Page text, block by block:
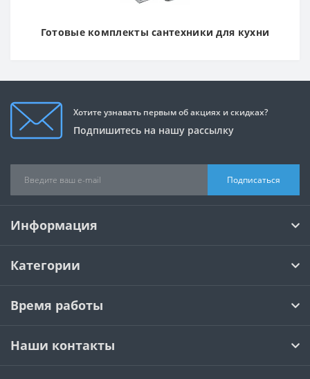
Готовые комплекты сантехники для кухни
Хотите узнавать первым об акциях и скидках?
Подпишитесь на нашу рассылку
Подписаться
Информация
Категории
Время работы
Наши контакты